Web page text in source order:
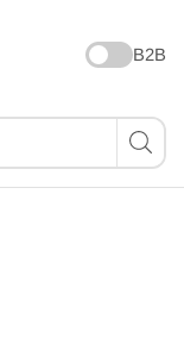
B2B